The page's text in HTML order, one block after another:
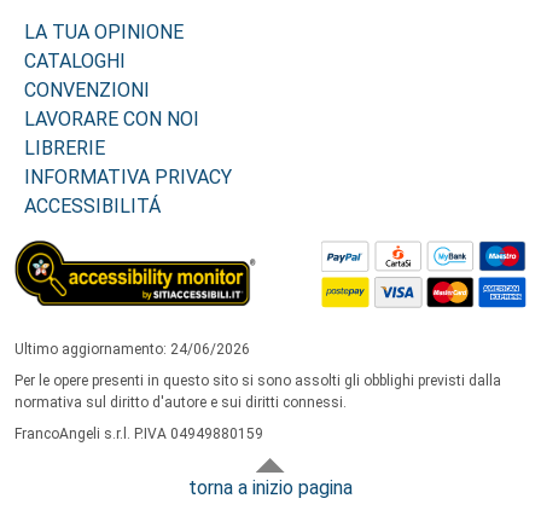
LA TUA OPINIONE
CATALOGHI
CONVENZIONI
LAVORARE CON NOI
LIBRERIE
INFORMATIVA PRIVACY
ACCESSIBILITÁ
Ultimo aggiornamento: 24/06/2026
Per le opere presenti in questo sito si sono assolti gli obblighi previsti dalla
normativa sul diritto d'autore e sui diritti connessi.
FrancoAngeli s.r.l. P.IVA 04949880159
torna a inizio pagina